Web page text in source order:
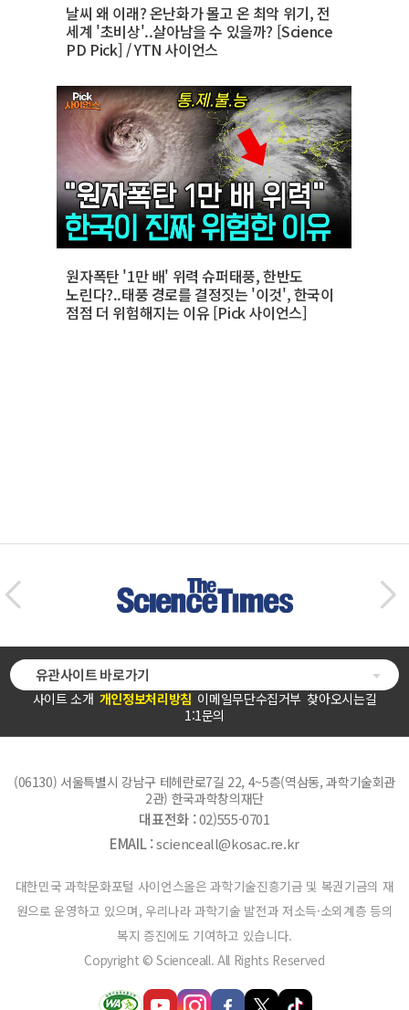
날씨 왜 이래? 온난화가 몰고 온 최악 위기, 전
세계 '초비상'..살아남을 수 있을까? [Science
PD Pick] / YTN 사이언스
원자폭탄 '1만 배' 위력 슈퍼태풍, 한반도
노린다?..태풍 경로를 결정짓는 '이것', 한국이
점점 더 위험해지는 이유 [Pick 사이언스]
사이트 소개 개인정보처리방침 이메일무단수집거부 찾아오시는길
1:1문의
유관사이트 바로가기
(06130) 서울특별시 강남구 테헤란로7길 22, 4~5층(역삼동, 과학기술회관
2관) 한국과학창의재단
대표전화 :02)555-0701
EMAIL :scienceall@kosac.re.kr
대한민국 과학문화포털 사이언스올은 과학기술진흥기금 및 복권기금의 재
원으로 운영하고 있으며, 우리나라 과학기술 발전과 저소득·소외계층 등의
복지 증진에도 기여하고 있습니다.
Copyright © Scienceall. All Rights Reserved